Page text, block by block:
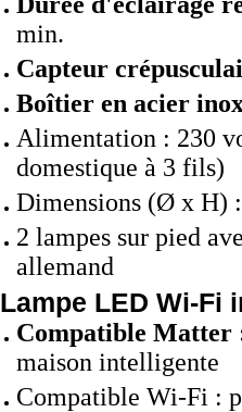
min.
Capteur
Boîtier en acier
Alimentation : 230
domestique à 3 fils)
Dimensions (Ø x H)
2 lampes sur pied
allemand
Lampe LED Wi-Fi
Compatible Matter
maison intelligente
Compatible Wi-Fi :